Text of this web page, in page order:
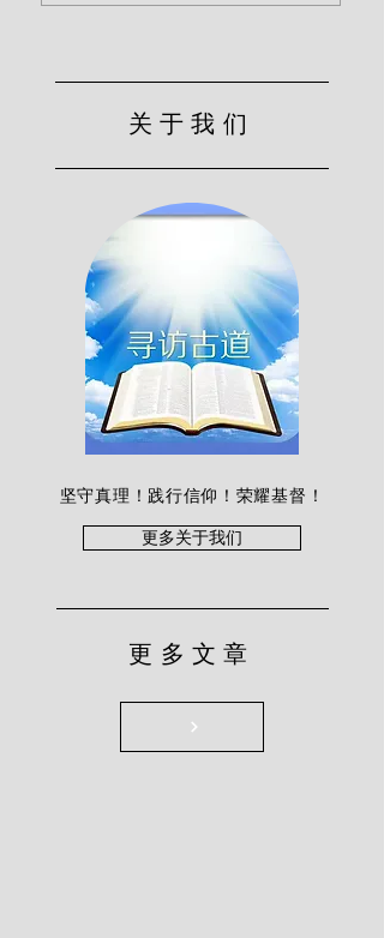
关于我们
坚守真理！践行信仰！荣耀基督！
更多关于我们
更多文章